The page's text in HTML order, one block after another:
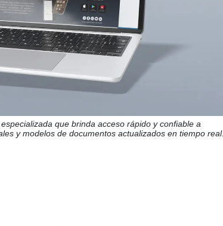
que brinda acceso rápido y confiable a
y modelos de documentos actualizados en tiempo real.